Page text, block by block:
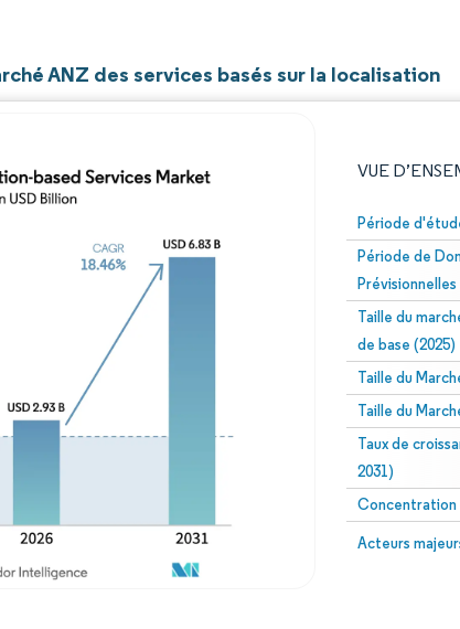
ANZ des services basés sur la localisation
VUE
Période
Période de
Prévisionnelles
Taille du
de base (2025)
Taille du
Taille du
Taux de
2031)
Concentration
Acteurs
Image © Mordor
Image © Mordor Intelligence. La réutilisation nécessite une attribution